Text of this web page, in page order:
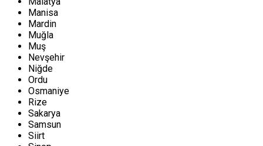
Manisa
Mardin
Muğla
Muş
Nevşehir
Niğde
Ordu
Osmaniye
Rize
Sakarya
Samsun
Siirt